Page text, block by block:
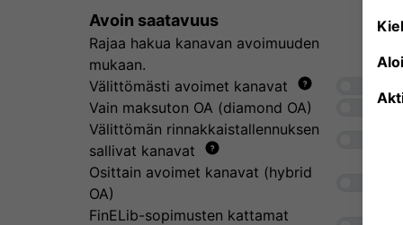
Avoin saatavuus
Rajaa hakua kanavan avoimuuden
mukaan.
Välittömästi avoimet kanavat
Vain maksuton OA (diamond OA)
Välittömän rinnakkaistallennuksen
sallivat kanavat
Osittain avoimet kanavat (hybrid
OA)
FinELib-sopimusten kattamat